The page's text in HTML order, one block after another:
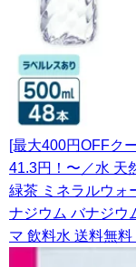
[最大400円OFFク
41.3円！〜／水 天
緑茶 ミネラルウォ
ナジウム バナジウ
マ 飲料水 送料無料